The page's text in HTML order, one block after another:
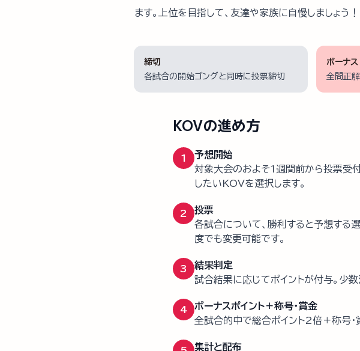
ます。上位を目指して、友達や家族に自慢しましょう！
締切
各試合の開始ゴングと同時に投票締切
ボーナス
全問正
KOVの進め方
1
予想開始
対象大会のおよそ1週間前から投票受付
したいKOVを選択します。
2
投票
各試合について、勝利すると予想する
度でも変更可能です。
3
結果判定
試合結果に応じてポイントが付与。少
4
ボーナスポイント＋称号・賞金
全試合的中で総合ポイント2倍＋称号・
集計と配布